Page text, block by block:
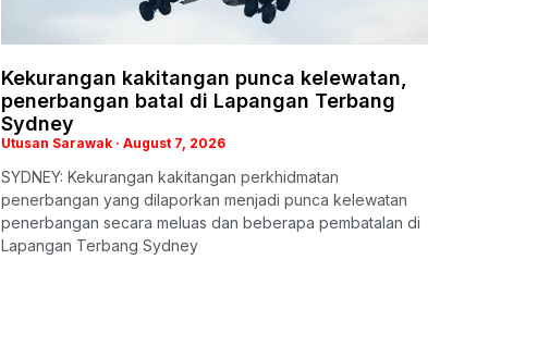
Kekurangan kakitangan punca kelewatan,
penerbangan batal di Lapangan Terbang
Sydney
Utusan Sarawak August 7, 2026
SYDNEY: Kekurangan kakitangan perkhidmatan
penerbangan yang dilaporkan menjadi punca kelewatan
penerbangan secara meluas dan beberapa pembatalan di
Lapangan Terbang Sydney